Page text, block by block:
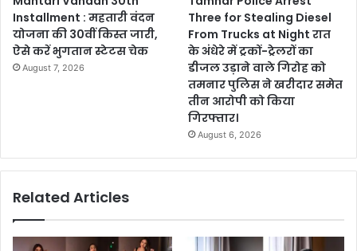
Installment : महतारी वंदन
योजना की 30वीं किस्त जारी,
ऐसे करें भुगतान स्टेटस चेक
August 7, 2026
Three for Stealing Diesel
From Trucks at Night रात
के अंधेरे में ट्रकों-ट्रेलरों का
डीजल उड़ाने वाले गिरोह को
तमनार पुलिस ने खरीदार समेत
तीन आरोपी को किया
गिरफ्तार।
August 6, 2026
Related Articles